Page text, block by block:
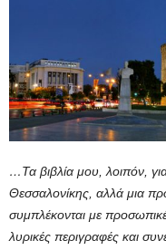
…Τα βιβλία μου, λοιπόν,
Θεσσαλονίκης, αλλά μια
συμπλέκονται με
λυρικές περιγραφές και